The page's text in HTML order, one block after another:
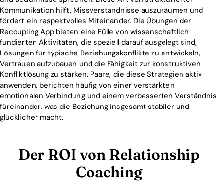
Kommunikation hilft, Missverständnisse auszuräumen und
fördert ein respektvolles Miteinander. Die Übungen der
Recoupling App bieten eine Fülle von wissenschaftlich
fundierten Aktivitäten, die speziell darauf ausgelegt sind,
Lösungen für typische Beziehungskonflikte zu entwickeln,
Vertrauen aufzubauen und die Fähigkeit zur konstruktiven
Konfliktlösung zu stärken. Paare, die diese Strategien aktiv
anwenden, berichten häufig von einer verstärkten
emotionalen Verbindung und einem verbesserten Verständnis
füreinander, was die Beziehung insgesamt stabiler und
glücklicher macht.
Der ROI von Relationship
Coaching